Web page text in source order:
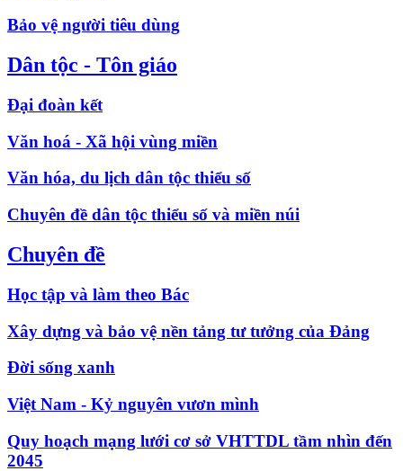
Bảo vệ người tiêu dùng
Dân tộc - Tôn giáo
Đại đoàn kết
Văn hoá - Xã hội vùng miền
Văn hóa, du lịch dân tộc thiểu số
Chuyên đề dân tộc thiểu số và miền núi
Chuyên đề
Học tập và làm theo Bác
Xây dựng và bảo vệ nền tảng tư tưởng của Đảng
Đời sống xanh
Việt Nam - Kỷ nguyên vươn mình
Quy hoạch mạng lưới cơ sở VHTTDL tầm nhìn đến
2045